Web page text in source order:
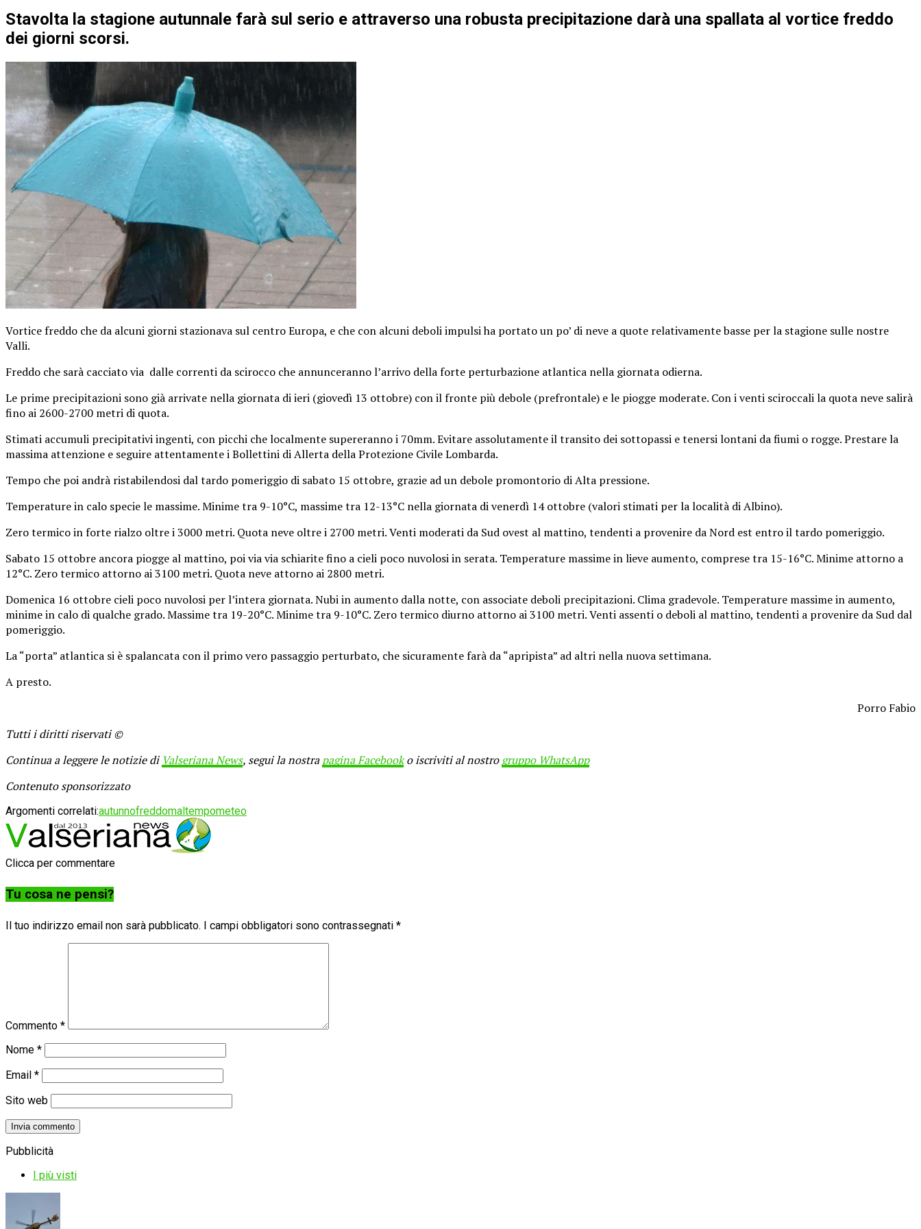
Stavolta la stagione autunnale farà sul serio e attraverso una robusta precipitazione darà una spallata al vortice freddo
dei giorni scorsi.
Vortice freddo che da alcuni giorni stazionava sul centro Europa, e che con alcuni deboli impulsi ha portato un po’ di neve a quote relativamente basse per la stagione sulle nostre
Valli.
Freddo che sarà cacciato via dalle correnti da scirocco che annunceranno l’arrivo della forte perturbazione atlantica nella giornata odierna.
Le prime precipitazioni sono già arrivate nella giornata di ieri (giovedì 13 ottobre) con il fronte più debole (prefrontale) e le piogge moderate. Con i venti sciroccali la quota neve salirà
fino ai 2600-2700 metri di quota.
Stimati accumuli precipitativi ingenti, con picchi che localmente supereranno i 70mm. Evitare assolutamente il transito dei sottopassi e tenersi lontani da fiumi o rogge. Prestare la
massima attenzione e seguire attentamente i Bollettini di Allerta della Protezione Civile Lombarda.
Tempo che poi andrà ristabilendosi dal tardo pomeriggio di sabato 15 ottobre, grazie ad un debole promontorio di Alta pressione.
Temperature in calo specie le massime. Minime tra 9-10°C, massime tra 12-13°C nella giornata di venerdì 14 ottobre (valori stimati per la località di Albino).
Zero termico in forte rialzo oltre i 3000 metri. Quota neve oltre i 2700 metri. Venti moderati da Sud ovest al mattino, tendenti a provenire da Nord est entro il tardo pomeriggio.
Sabato 15 ottobre ancora piogge al mattino, poi via via schiarite fino a cieli poco nuvolosi in serata. Temperature massime in lieve aumento, comprese tra 15-16°C. Minime attorno a
12°C. Zero termico attorno ai 3100 metri. Quota neve attorno ai 2800 metri.
Domenica 16 ottobre cieli poco nuvolosi per l’intera giornata. Nubi in aumento dalla notte, con associate deboli precipitazioni. Clima gradevole. Temperature massime in aumento,
minime in calo di qualche grado. Massime tra 19-20°C. Minime tra 9-10°C. Zero termico diurno attorno ai 3100 metri. Venti assenti o deboli al mattino, tendenti a provenire da Sud dal
pomeriggio.
La “porta” atlantica si è spalancata con il primo vero passaggio perturbato, che sicuramente farà da “apripista” ad altri nella nuova settimana.
A presto.
Porro Fabio
Tutti i diritti riservati ©
Continua a leggere le notizie di Valseriana News, segui la nostrapagina Facebooko iscriviti al nostrogruppo WhatsApp
Contenuto sponsorizzato
Argomenti correlati:autunnofreddomaltempometeo
Clicca per commentare
Tu cosa ne pensi?
Il tuo indirizzo email non sarà pubblicato. I campi obbligatori sono contrassegnati *
Commento *
Nome *
Email *
Sito web
Pubblicità
I più visti